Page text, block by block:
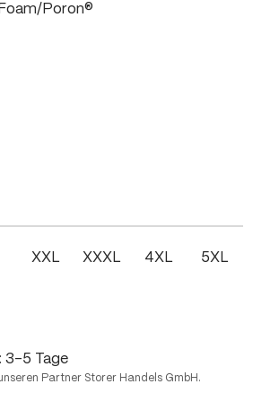
Poron®
verfügbar.)
skydiver
zurzeit nicht verfügbar.)
XXL XXXL 4XL 5XL
3-5 Tage
Partner Storer Handels GmbH.